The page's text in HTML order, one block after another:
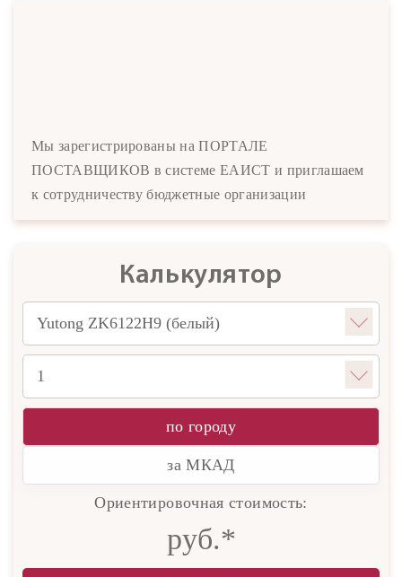
Мы зарегистрированы на ПОРТАЛЕ
ПОСТАВЩИКОВ в системе ЕАИСТ и приглашаем
к сотрудничеству бюджетные организации
Калькулятор
по городу
за МКАД
Ориентировочная стоимость:
руб.*